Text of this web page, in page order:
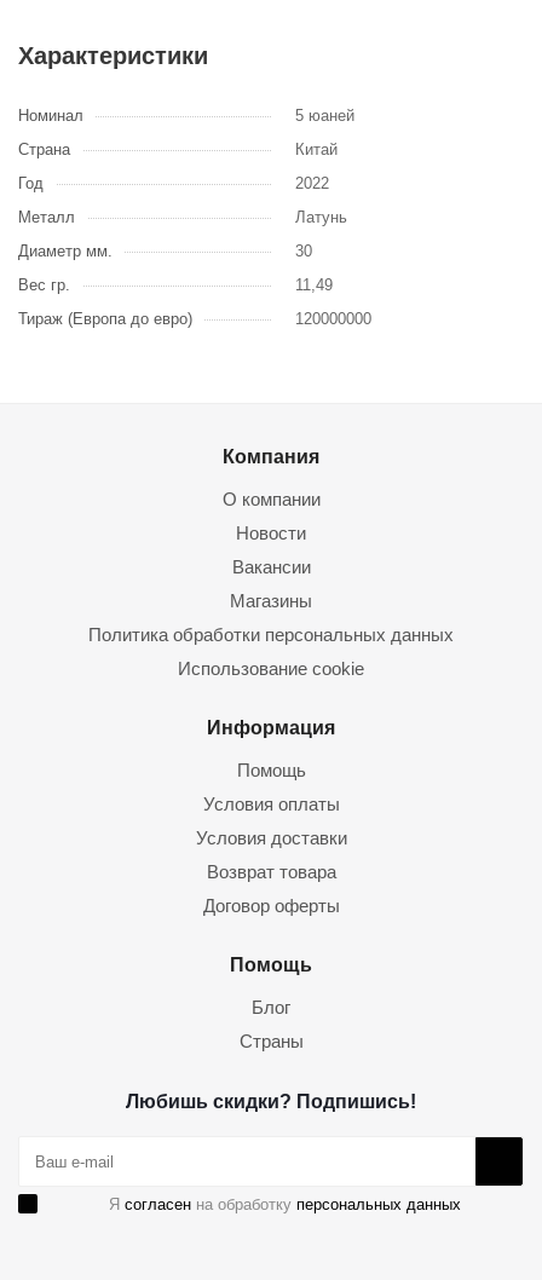
Характеристики
Номинал
5 юаней
Страна
Китай
Год
2022
Металл
Латунь
Диаметр мм.
30
Вес гр.
11,49
Тираж (Европа до евро)
120000000
Компания
О компании
Новости
Вакансии
Магазины
Политика обработки персональных данных
Использование cookie
Информация
Помощь
Условия оплаты
Условия доставки
Возврат товара
Договор оферты
Помощь
Блог
Страны
Любишь скидки? Подпишись!
Я согласен на обработку персональных данных